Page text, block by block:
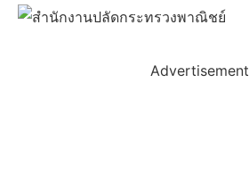
Advertisement